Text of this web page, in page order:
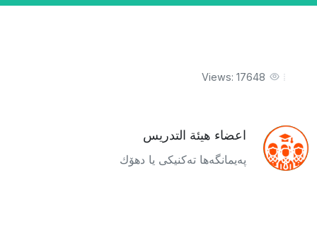
Views: 17648
اعضاء هيئة التدريس
پەیمانگەها تەکنیکى یا دهۆك